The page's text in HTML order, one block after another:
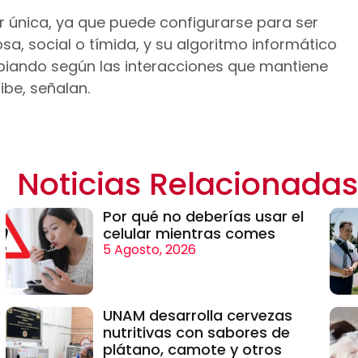
ya que puede configurarse para ser
social o tímida, y su algoritmo informático
según las interacciones que mantiene
señalan.
Noticias Relacionadas
Por qué no deberías usar el
celular mientras comes
5 Agosto, 2026
UNAM desarrolla cervezas
nutritivas con sabores de
plátano, camote y otros